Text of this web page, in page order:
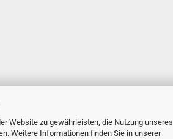
Website zu gewährleisten, die Nutzung unseres
Weitere Informationen finden Sie in unserer
erstellen mit Gambio.de © 2026